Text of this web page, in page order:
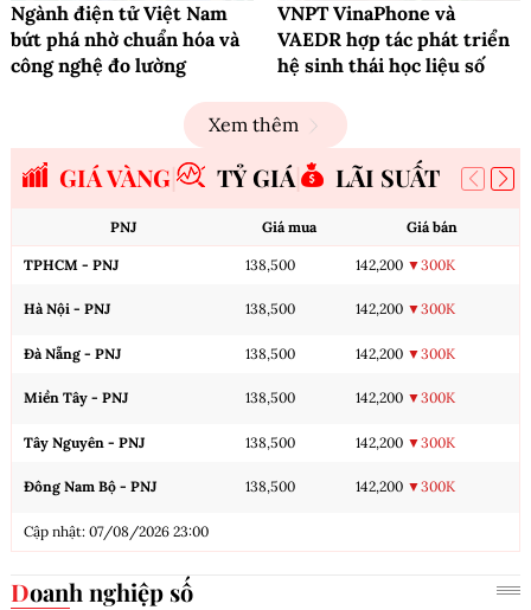
Ngành điện tử Việt Nam
bứt phá nhờ chuẩn hóa và
công nghệ đo lường
VNPT VinaPhone và
VAEDR hợp tác phát triển
hệ sinh thái học liệu số
Xem thêm
GIÁ VÀNG TỶ GIÁ LÃI SUẤT
PNJ Giá mua Giá bán
TPHCM - PNJ 138,500 142,200 ▼300K
Hà Nội - PNJ 138,500 142,200 ▼300K
Đà Nẵng - PNJ 138,500 142,200 ▼300K
Miền Tây - PNJ 138,500 142,200 ▼300K
Tây Nguyên - PNJ 138,500 142,200 ▼300K
Đông Nam Bộ - PNJ 138,500 142,200 ▼300K
Cập nhật: 07/08/2026 23:00
Doanh nghiệp số